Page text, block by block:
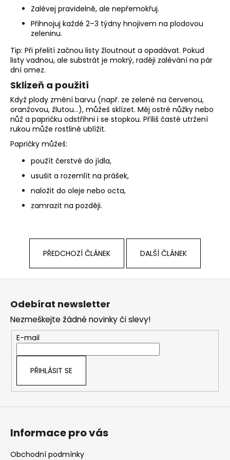
Zalévej pravidelně, ale nepřemokřuj.
Přihnojuj každé 2–3 týdny hnojivem na plodovou
zeleninu.
Tip: Při přelití začnou listy žloutnout a opadávat. Pokud
listy vadnou, ale substrát je mokrý, raději zalévání na pár
dní omez.
Sklizeň a použití
Když plody změní barvu (např. ze zelené na červenou,
oranžovou, žlutou...), můžeš sklízet. Měj ostré nůžky nebo
nůž a papričku odstřihni i se stopkou. Příliš časté utržení
rukou může rostlině ublížit.
Papričky můžeš:
použít čerstvé do jídla,
usušit a rozemlít na prášek,
naložit do oleje nebo octa,
zamrazit na později.
PŘEDCHOZÍ ČLÁNEK DALŠÍ ČLÁNEK
HUBA"
Původně:
265
Kč
Odebírat newsletter
Nezmeškejte žádné novinky či slevy!
E-mail
PŘIHLÁSIT SE
Informace pro vás
Obchodní podmínky